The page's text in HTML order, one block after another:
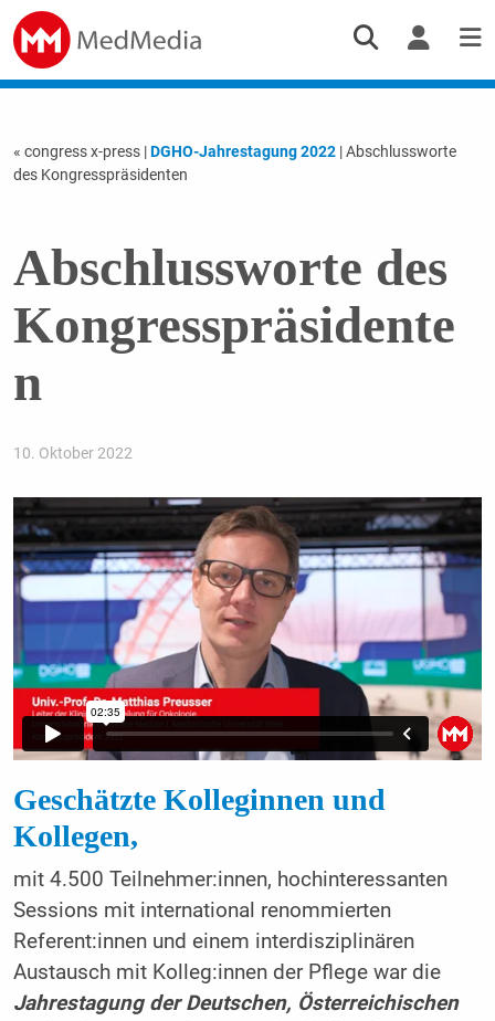
« congress x-press |DGHO-Jahrestagung 2022| Abschlussworte
des Kongresspräsidenten
Abschlussworte des
Kongresspräsidente
n
10. Oktober 2022
Geschätzte Kolleginnen und
Kollegen,
mit 4.500 Teilnehmer:innen, hochinteressanten
Sessions mit international renommierten
Referent:innen und einem interdisziplinären
Austausch mit Kolleg:innen der Pflege war die
Jahrestagung der Deutschen, Österreichischen